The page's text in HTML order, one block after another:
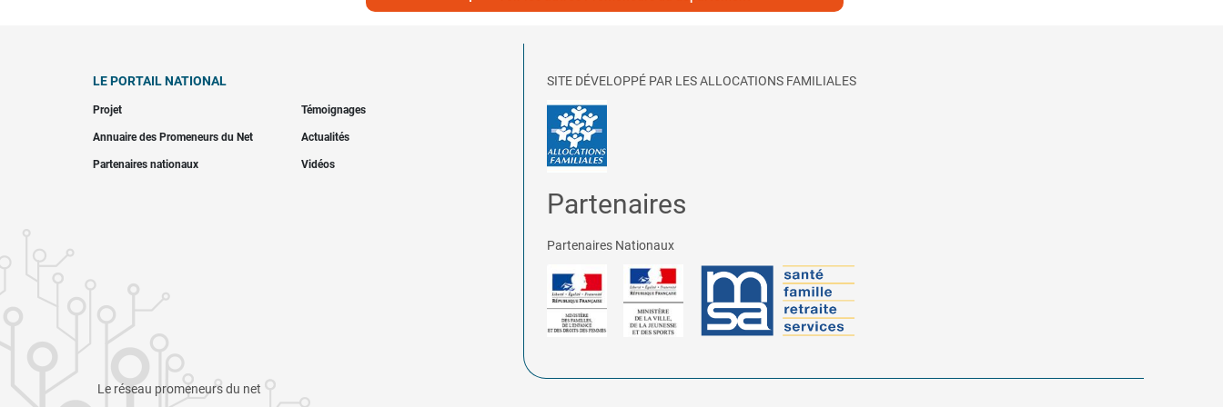
LE PORTAIL NATIONAL
Projet Témoignages
Annuaire des Promeneurs du Net Actualités
Partenaires nationaux Vidéos
SITE DÉVELOPPÉ PAR LES ALLOCATIONS FAMILIALES
Partenaires
Partenaires Nationaux
Le réseau promeneurs du net